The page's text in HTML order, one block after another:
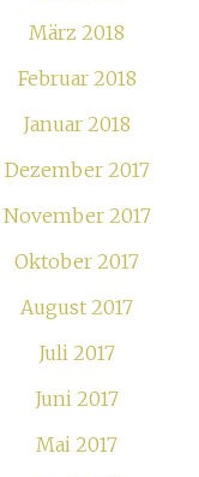
März 2018
Februar 2018
Januar 2018
Dezember 2017
November 2017
Oktober 2017
August 2017
Juli 2017
Juni 2017
Mai 2017